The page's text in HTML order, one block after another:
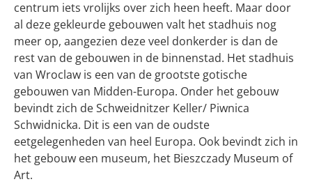
centrum iets vrolijks over zich heen heeft. Maar door
al deze gekleurde gebouwen valt het stadhuis nog
meer op, aangezien deze veel donkerder is dan de
rest van de gebouwen in de binnenstad. Het stadhuis
van Wroclaw is een van de grootste gotische
gebouwen van Midden-Europa. Onder het gebouw
bevindt zich de Schweidnitzer Keller/ Piwnica
Schwidnicka. Dit is een van de oudste
eetgelegenheden van heel Europa. Ook bevindt zich in
het gebouw een museum, het Bieszczady Museum of
Art.